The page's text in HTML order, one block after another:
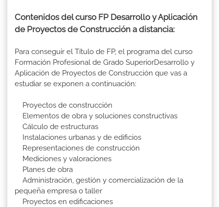
Contenidos del curso FP Desarrollo y Aplicación
de Proyectos de Construcción a distancia:
Para conseguir el Título de FP, el programa del curso
Formación Profesional de Grado SuperiorDesarrollo y
Aplicación de Proyectos de Construcción que vas a
estudiar se exponen a continuación:
Proyectos de construcción
Elementos de obra y soluciones constructivas
Cálculo de estructuras
Instalaciones urbanas y de edificios
Representaciones de construcción
Mediciones y valoraciones
Planes de obra
Administración, gestión y comercialización de la
pequeña empresa o taller
Proyectos en edificaciones